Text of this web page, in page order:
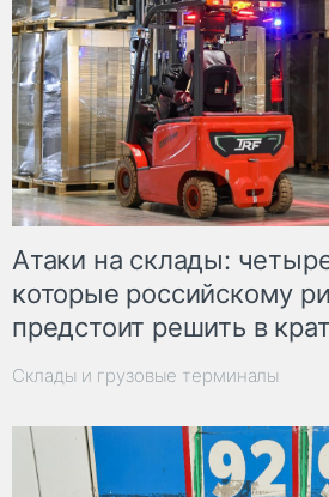
Атаки на склады:
которые российскому
предстоит решить в
Склады и грузовые терминалы